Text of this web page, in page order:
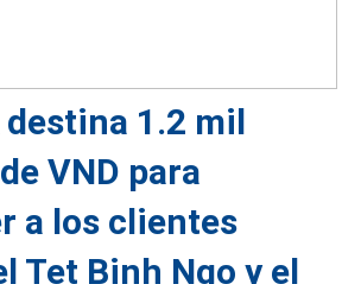
destina 1.2 mil
VND para
a los clientes
Tet Binh Ngo y el